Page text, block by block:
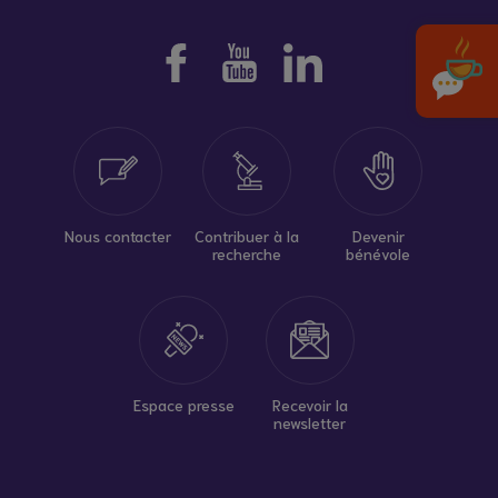
Nous contacter
Contribuer à la
recherche
Devenir
bénévole
Espace presse
Recevoir la
newsletter